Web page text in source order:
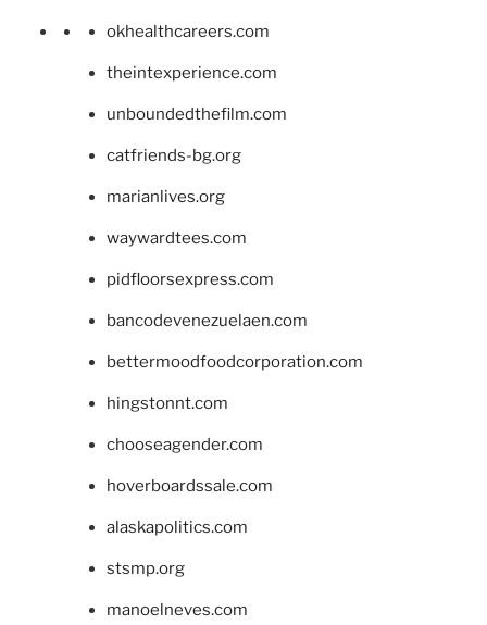
okhealthcareers.com
theintexperience.com
unboundedthefilm.com
catfriends-bg.org
marianlives.org
waywardtees.com
pidfloorsexpress.com
bancodevenezuelaen.com
bettermoodfoodcorporation.com
hingstonnt.com
chooseagender.com
hoverboardssale.com
alaskapolitics.com
stsmp.org
manoelneves.com